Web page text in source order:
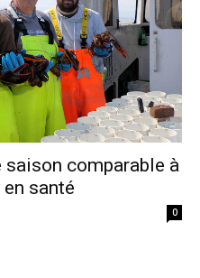
saison comparable à
santé
0